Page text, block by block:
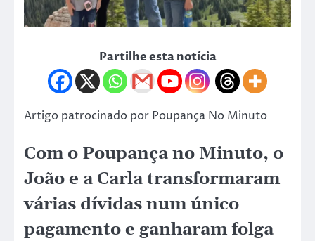
Partilhe esta notícia
Artigo patrocinado por Poupança No Minuto
Com o Poupança no Minuto, o
João e a Carla transformaram
várias dívidas num único
pagamento e ganharam folga